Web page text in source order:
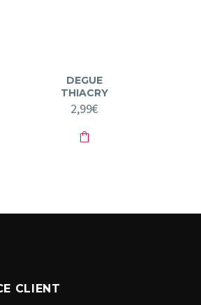
DEGUE
THIACRY
2,99€
CLIENT